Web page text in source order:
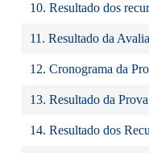
10. Resultado dos
11. Resultado da
12. Cronograma da
13. Resultado da
14. Resultado dos